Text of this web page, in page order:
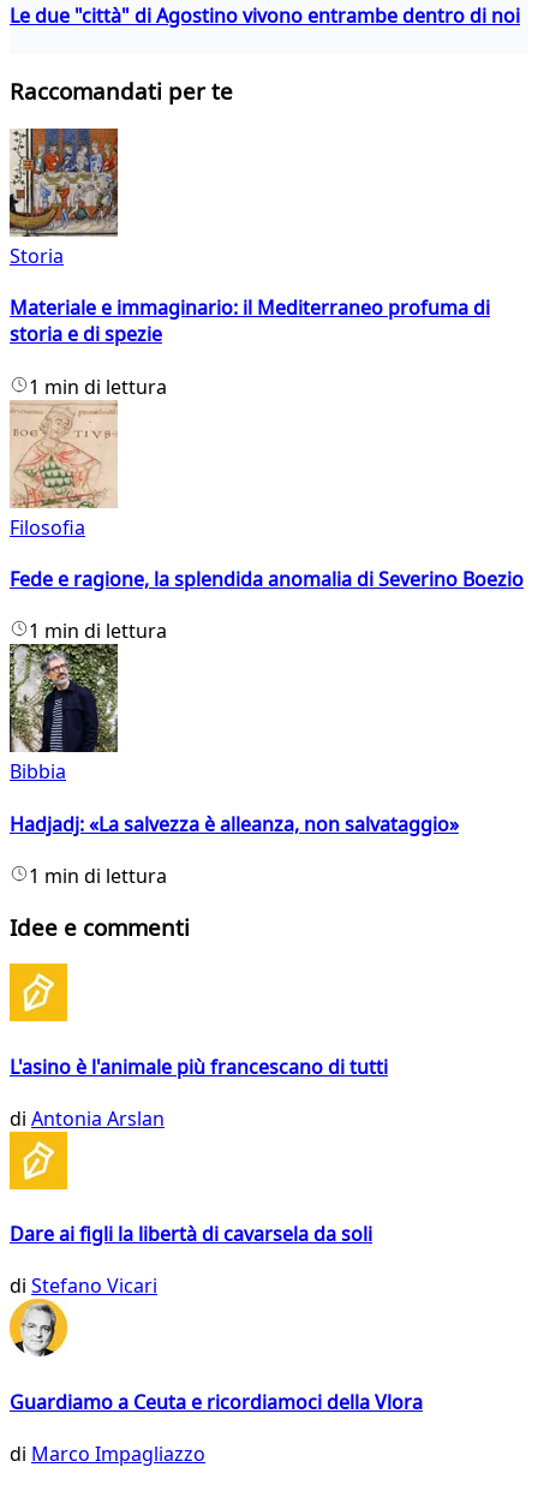
Le due "città" di Agostino vivono entrambe dentro di noi
Raccomandati per te
Storia
Materiale e immaginario: il Mediterraneo profuma di
storia e di spezie
1 min di lettura
Filosofia
Fede e ragione, la splendida anomalia di Severino Boezio
1 min di lettura
Bibbia
Hadjadj: «La salvezza è alleanza, non salvataggio»
1 min di lettura
Idee e commenti
L'asino è l'animale più francescano di tutti
di Antonia Arslan
Dare ai figli la libertà di cavarsela da soli
di Stefano Vicari
Guardiamo a Ceuta e ricordiamoci della Vlora
di Marco Impagliazzo